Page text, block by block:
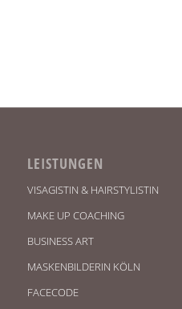
LEISTUNGEN
VISAGISTIN & HAIRSTYLISTIN
MAKE UP COACHING
BUSINESS ART
MASKENBILDERIN KÖLN
FACECODE